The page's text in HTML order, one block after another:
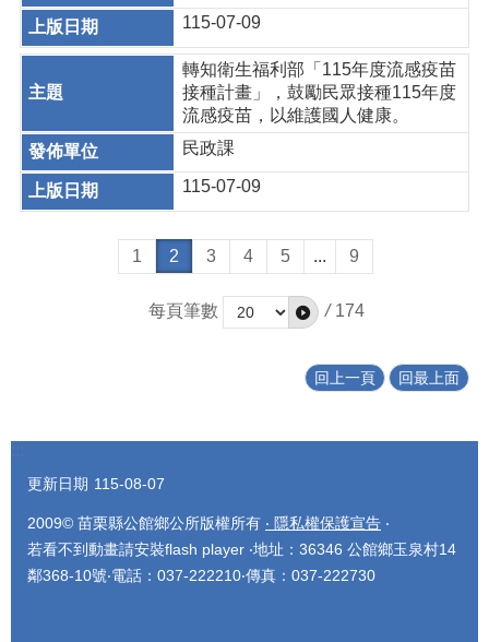
115-07-09
轉知衛生福利部「115年度流感疫苗
接種計畫」，鼓勵民眾接種115年度
流感疫苗，以維護國人健康。
民政課
115-07-09
1 2 3 4 5 ... 9
每頁筆數 / 174
回上一頁 回最上面
:::
更新日期 115-08-07
2009© 苗栗縣公館鄉公所版權所有 ‧ 隱私權保護宣告 ‧
若看不到動畫請安裝flash player ‧地址：36346 公館鄉玉泉村14
鄰368-10號‧電話：037-222210‧傳真：037-222730